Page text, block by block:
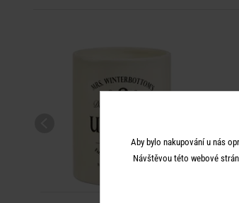
Aby bylo nakupování u nás
Návštěvou této webové